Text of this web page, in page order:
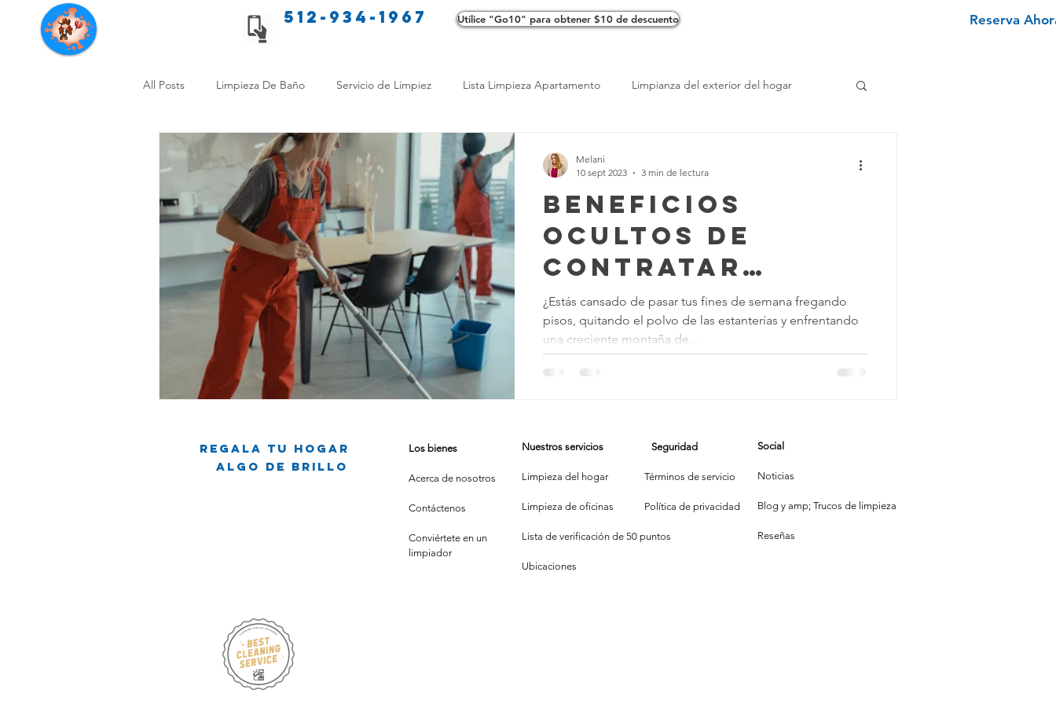
Servicios de limpieza de Texas 512-934-1967 Utilice "Go10" para obtener $10 de descuento Reserva
All Posts Limpieza De Baño Servicio de Limpiez Lista Limpieza Apartamento Limpianza del exterior del hogar
Consejos de limpieza para mascotas Consejos de limpieza ecológica
Limpieza Sin Alergias Beneficios de Profesionales LimpiezaTransformadora Limpieza Mantenimiento Hogar
Comparación Limpieza Hogar Opciones de limpieza Diferencias en Limpieza Truco de Limpieza Texano
Organiza tu Hogar Limpieza y Bienestar Productos de Limpieza Caseros Consejos para Eliminar Manchas
Viviendo en un apartamento Limpieza de Alfombras Texas Cleaning Services
Mitos de Limpieza Consejos de Limpieza Estacionales
Beneficios
ocultos de
contratar
profesionales
para limpiar
casa - Beneficios
¿Estás cansado de pasar tus fines de semana fregando
pisos, quitando el polvo de las estanterías y enfrentando
una creciente montaña de...
Melani
10 sept 2023
3 min de lectura
Regala tu hogar
Algo de brillo
Los bienes
Acerca de nosotros
Contáctenos
Conviértete en un
limpiador
Nuestros servicios
Limpieza del hogar
Limpieza de oficinas
Lista de verificación de 50 puntos
Ubicaciones
Seguridad
Términos de servicio
Política de privacidad
Social
Noticias
Blog y amp; Trucos de limpieza
Reseñas